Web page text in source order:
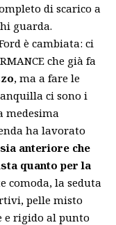
di scarico a
guarda.
è cambiata: ci
che già fa
, ma a fare le
ci sono i
ha lavorato
anteriore che
quanto per la
comoda, la seduta
pelle misto
e rigido al punto